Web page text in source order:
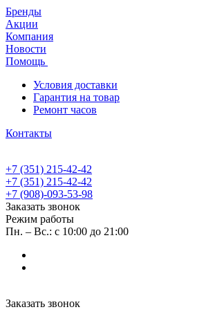
Бренды
Акции
Компания
Новости
Помощь
Условия доставки
Гарантия на товар
Ремонт часов
Контакты
+7 (351) 215-42-42
+7 (351) 215-42-42
+7 (908)-093-53-98
Заказать звонок
Режим работы
Пн. – Вс.: с 10:00 до 21:00
Заказать звонок